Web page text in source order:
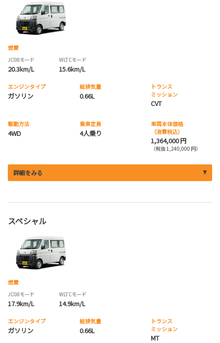
燃費
JC08モード
20.3km/L
WLTCモード
15.6km/L
エンジンタイプ
ガソリン
総排気量
0.66L
トランス
ミッション
CVT
駆動方法
4WD
乗車定員
4人乗り
車両本体価格
（消費税込）
1,364,000 円
（税抜 1,240,000 円）
詳細をみる
スペシャル
燃費
JC08モード
17.9km/L
WLTCモード
14.9km/L
エンジンタイプ
ガソリン
総排気量
0.66L
トランス
ミッション
MT